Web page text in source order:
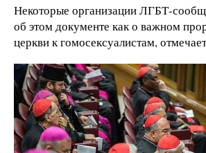
Некоторые организации ЛГБТ-
об этом документе как о важном
церкви к гомосексуалистам,